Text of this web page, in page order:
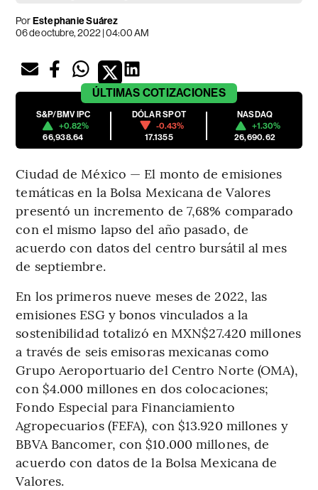
PorEstephanie Suárez
06 de octubre, 2022 | 04:00 AM
ÚLTIMAS COTIZACIONES
S&P/BMV IPC
+0.82%
66,938.64
DÓLAR SPOT
-0.43%
17.1355
NASDAQ
+1.30%
26,690.62
Ciudad de México — El monto de emisiones
temáticas en la Bolsa Mexicana de Valores
presentó un incremento de 7,68% comparado
con el mismo lapso del año pasado, de
acuerdo con datos del centro bursátil al mes
de septiembre.
En los primeros nueve meses de 2022, las
emisiones ESG y bonos vinculados a la
sostenibilidad totalizó en MXN$27.420 millones
a través de seis emisoras mexicanas como
Grupo Aeroportuario del Centro Norte (OMA),
con $4.000 millones en dos colocaciones;
Fondo Especial para Financiamiento
Agropecuarios (FEFA), con $13.920 millones y
BBVA Bancomer, con $10.000 millones, de
acuerdo con datos de la Bolsa Mexicana de
Valores.